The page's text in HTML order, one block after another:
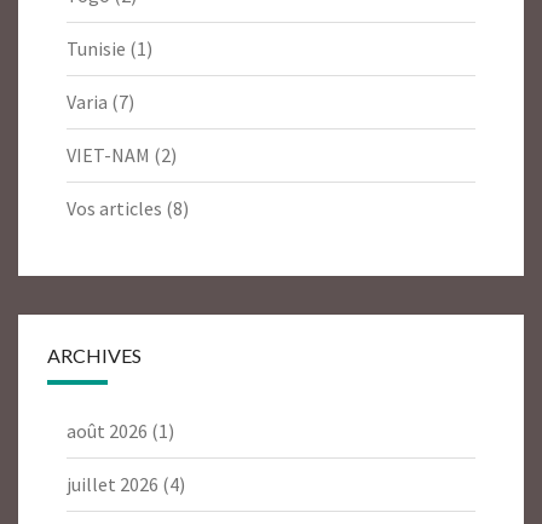
Tunisie (1)
Varia (7)
VIET-NAM (2)
Vos articles (8)
ARCHIVES
août 2026 (1)
juillet 2026 (4)